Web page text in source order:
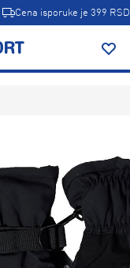
Cena isporuke je 399 RSD